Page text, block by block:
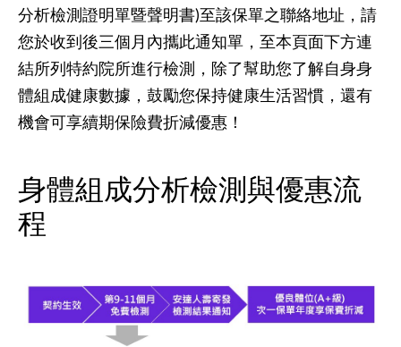
分析檢測證明單暨聲明書)至該保單之聯絡地址，請
您於收到後三個月內攜此通知單，至本頁面下方連
結所列特約院所進行檢測，除了幫助您了解自身身
體組成健康數據，鼓勵您保持健康生活習慣，還有
機會可享續期保險費折減優惠！
身體組成分析檢測與優惠流
程